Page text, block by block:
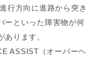
行方向に進路から突き
ーといった障害物が何
あります。
ASSIST（オーバーヘ